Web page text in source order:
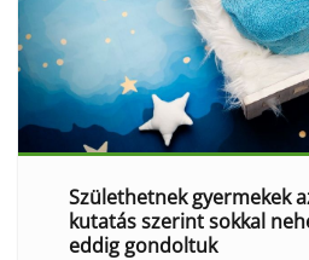
Születhetnek gyermekek
kutatás szerint sokkal
eddig gondoltuk